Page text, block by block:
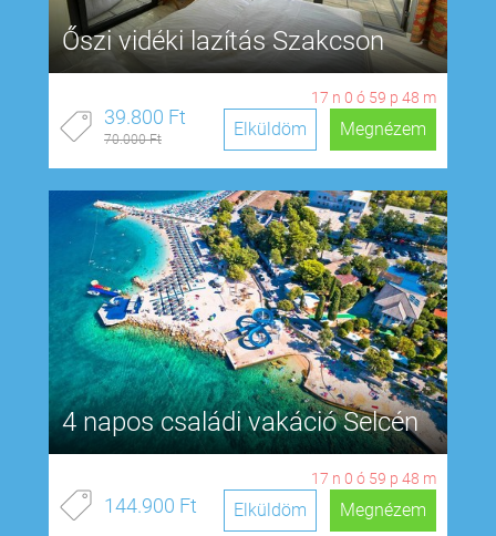
Őszi vidéki lazítás Szakcson
17 n 0 ó 59 p 48 m
39.800 Ft
70.000 Ft Megnézem
Elküldöm
4 napos családi vakáció Selcén
17 n 0 ó 59 p 48 m
144.900 Ft Megnézem
Elküldöm